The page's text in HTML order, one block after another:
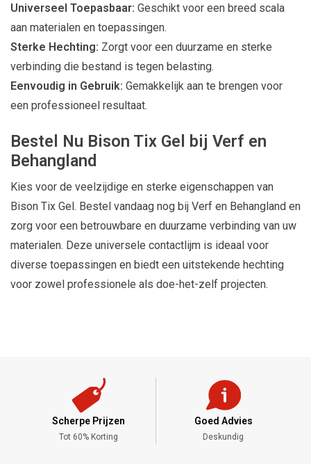
Universeel Toepasbaar: Geschikt voor een breed scala
aan materialen en toepassingen.
Sterke Hechting: Zorgt voor een duurzame en sterke
verbinding die bestand is tegen belasting.
Eenvoudig in Gebruik: Gemakkelijk aan te brengen voor
een professioneel resultaat.
Bestel Nu Bison Tix Gel bij Verf en
Behangland
Kies voor de veelzijdige en sterke eigenschappen van
Bison Tix Gel. Bestel vandaag nog bij Verf en Behangland en
zorg voor een betrouwbare en duurzame verbinding van uw
materialen. Deze universele contactlijm is ideaal voor
diverse toepassingen en biedt een uitstekende hechting
voor zowel professionele als doe-het-zelf projecten.
Scherpe Prijzen
Tot 60% Korting
Goed Advies
Deskundig